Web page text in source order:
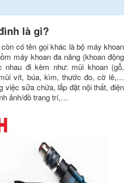
là gì?
có tên gọi khác là bộ máy khoan
máy khoan đa năng (khoan động
đi kèm như: mũi khoan (gỗ,
vít, búa, kìm, thước đo, cờ lê,…
việc sửa chữa, lắp đặt nội thất, điện
ảnh/đồ trang trí,…